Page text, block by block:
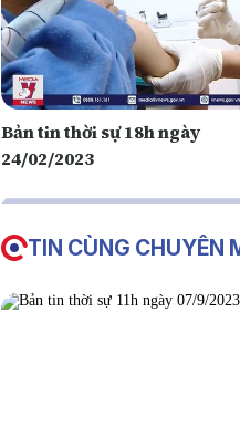
Bản tin thời sự 18h ngày
24/02/2023
TIN CÙNG CHUYÊN